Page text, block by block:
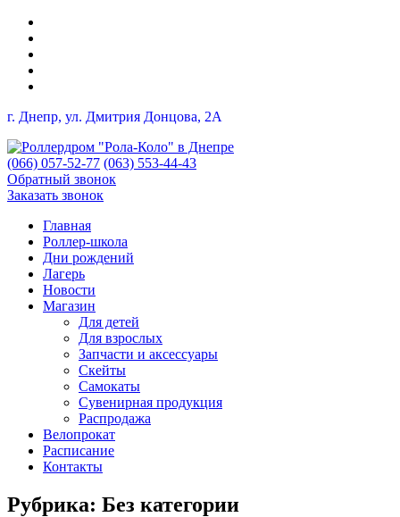
г. Днепр, ул. Дмитрия Донцова, 2A
(066) 057-52-77 (063) 553-44-43
Обратный звонок
Заказать звонок
Главная
Роллер-школа
Дни рождений
Лагерь
Новости
Магазин
Для детей
Для взрослых
Запчасти и аксессуары
Скейты
Самокаты
Сувенирная продукция
Распродажа
Велопрокат
Расписание
Контакты
Рубрика: Без категории